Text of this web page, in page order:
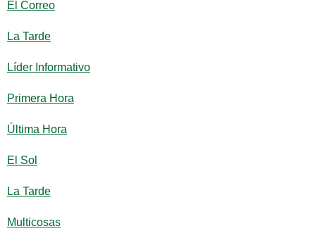
El Correo
La Tarde
Líder Informativo
Primera Hora
Última Hora
El Sol
La Tarde
Multicosas